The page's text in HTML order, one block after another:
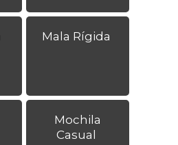
Mala Rígida
Mochila
Casual